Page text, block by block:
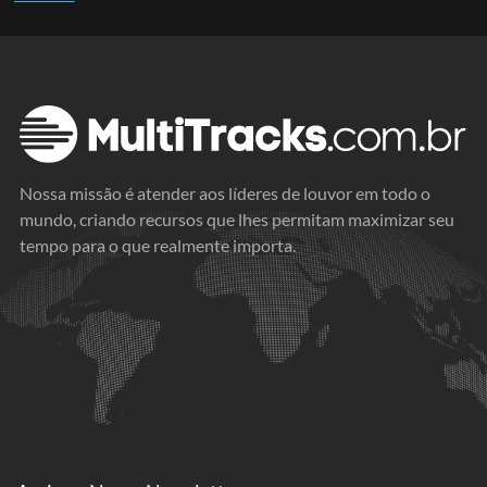
Nossa missão é atender aos líderes de louvor em todo o
mundo, criando recursos que lhes permitam maximizar seu
tempo para o que realmente importa.